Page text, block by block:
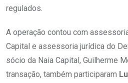
regulados.
A operação contou com
Capital e assessoria jurídica do
sócio da Naia Capital, Guilherme
transação, também participaram